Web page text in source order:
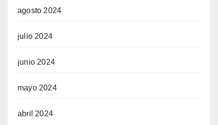
agosto 2024
julio 2024
junio 2024
mayo 2024
abril 2024